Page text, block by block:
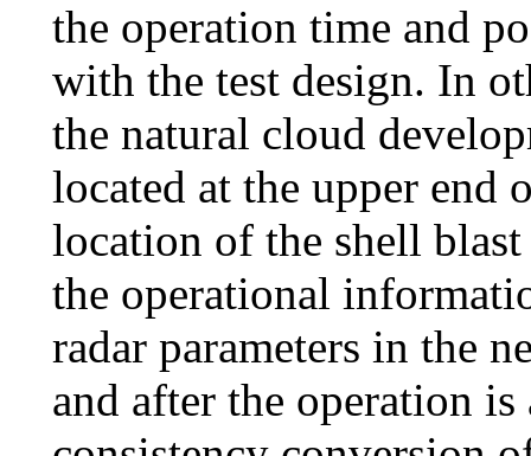
the operation time and
with the test design. In
the natural cloud
located at the upper end
location of the shell
the operational
radar parameters in the
and after the operation